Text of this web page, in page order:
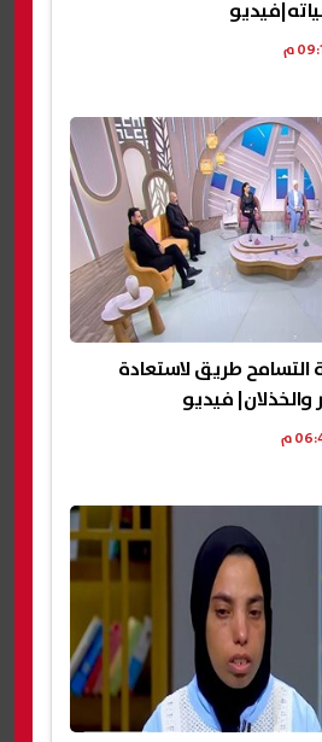
طريق لاستعادة
والخذلان| فيديو